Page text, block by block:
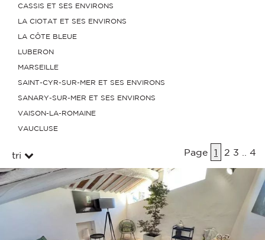
CASSIS ET SES ENVIRONS
LA CIOTAT ET SES ENVIRONS
LA CÔTE BLEUE
LUBERON
MARSEILLE
SAINT-CYR-SUR-MER ET SES ENVIRONS
SANARY-SUR-MER ET SES ENVIRONS
VAISON-LA-ROMAINE
VAUCLUSE
tri Page 1 2 3 4